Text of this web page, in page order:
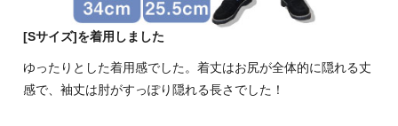
[Sサイズ]を着用しました
ゆったりとした着用感でした。着丈はお尻が全体的に隠れる丈
感で、袖丈は肘がすっぽり隠れる長さでした！